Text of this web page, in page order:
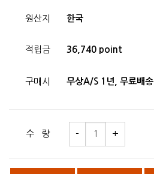
원산지 한국
적립금 36,740 point
구매시 무상A/S 1년, 무료배송
수 량